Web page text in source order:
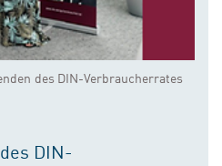
des DIN-Verbraucherrates
DIN-